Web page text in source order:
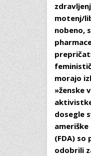
motenj/
nobeno,
morajo
»ženske
dosegle
(FDA) so
odobrili